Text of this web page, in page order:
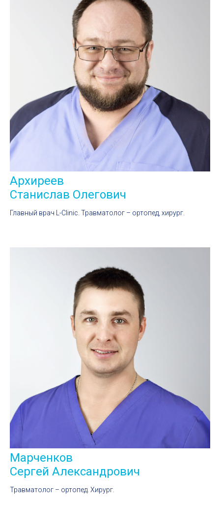
Архиреев
Станислав Олегович
Главный врач L-Clinic. Травматолог – ортопед, хирург.
Марченков
Сергей Александрович
Травматолог – ортопед. Хирург.